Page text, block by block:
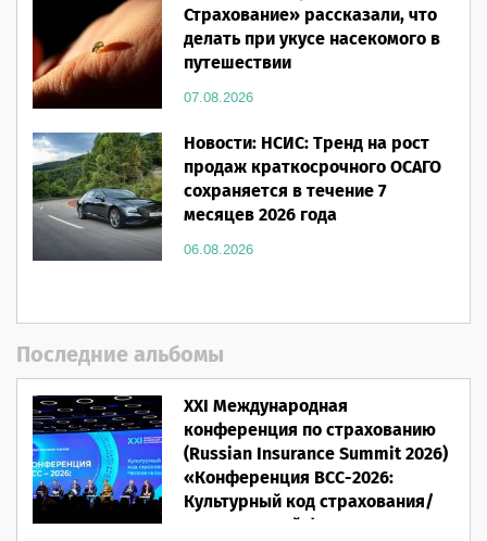
Страхование» рассказали, что
делать при укусе насекомого в
путешествии
07.08.2026
Новости: НСИС: Тренд на рост
продаж краткосрочного ОСАГО
сохраняется в течение 7
месяцев 2026 года
06.08.2026
Последние альбомы
XXI Международная
конференция по страхованию
(Russian Insurance Summit 2026)
«Конференция ВСС-2026:
Культурный код страхования/
Человеческий фактор»